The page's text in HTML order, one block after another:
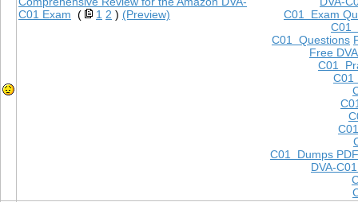
C01 Exam
C01
C01 Questions
Free
C01
C01
C01 Dumps PDF
DVA-
C01 Exam ( 1 2 ) (Preview)